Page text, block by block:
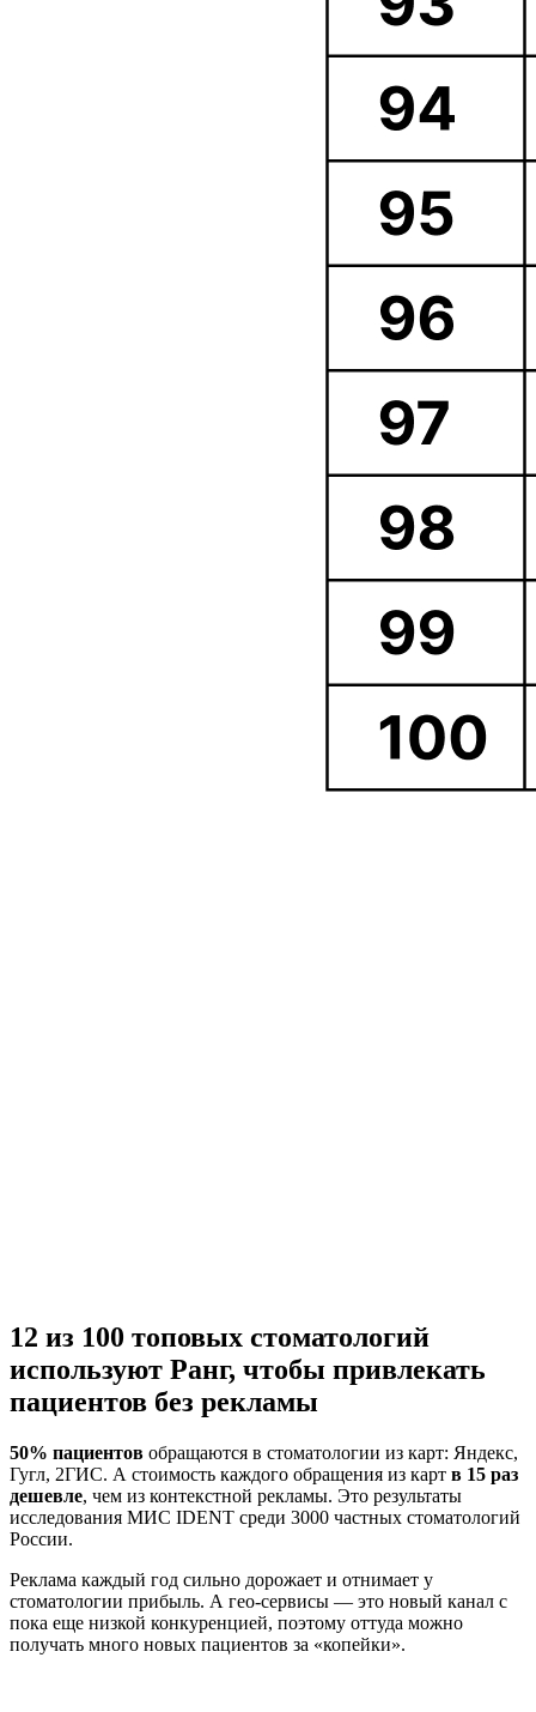
12 из 100 топовых стоматологий
используют Ранг, чтобы привлекать
пациентов без рекламы
50% пациентов обращаются в стоматологии из карт: Яндекс,
Гугл, 2ГИС. А стоимость каждого обращения из карт в 15 раз
дешевле, чем из контекстной рекламы. Это результаты
исследования МИС IDENT среди 3000 частных стоматологий
России.
Реклама каждый год сильно дорожает и отнимает у
стоматологии прибыль. А гео-сервисы — это новый канал с
пока еще низкой конкуренцией, поэтому оттуда можно
получать много новых пациентов за «копейки».